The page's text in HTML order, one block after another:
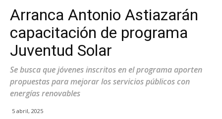
Arranca Antonio Astiazarán
capacitación de programa
Juventud Solar
Se busca que jóvenes inscritos en el programa aporten
propuestas para mejorar los servicios públicos con
energías renovables
5 abril, 2025